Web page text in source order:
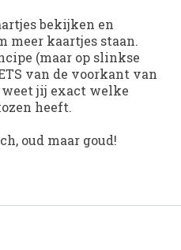
bekijken en
meer kaartjes staan.
(maar op slinkse
van de voorkant van
jij exact welke
heeft.
oud maar goud!